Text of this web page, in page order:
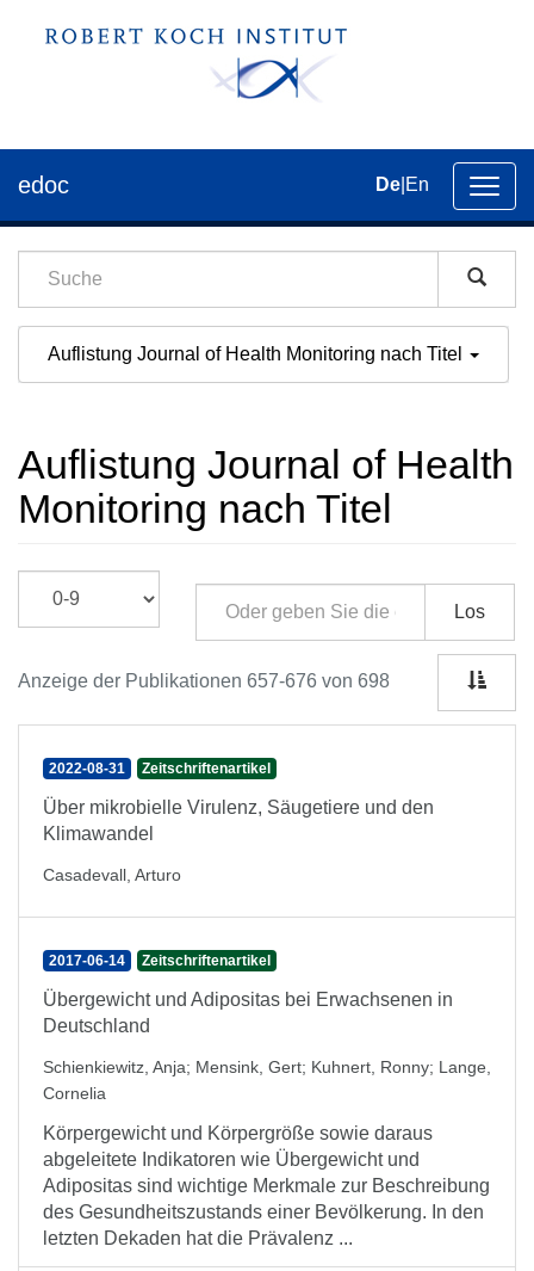
der
edoc De En
Auflistung Journal of Health Monitoring nach Titel
Auflistung Journal of Health
Monitoring nach Titel
Los
Anzeige der Publikationen 657-676 von 698
2022-08-31 Zeitschriftenartikel
Über mikrobielle Virulenz, Säugetiere und den
Klimawandel
Casadevall, Arturo
2017-06-14 Zeitschriftenartikel
Übergewicht und Adipositas bei Erwachsenen in
Deutschland
Schienkiewitz, Anja; Mensink, Gert; Kuhnert, Ronny; Lange,
Cornelia
Körpergewicht und Körpergröße sowie daraus
abgeleitete Indikatoren wie Übergewicht und
Adipositas sind wichtige Merkmale zur Beschreibung
des Gesundheitszustands einer Bevölkerung. In den
letzten Dekaden hat die Prävalenz ...